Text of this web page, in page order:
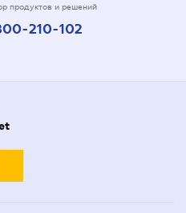
продуктов и решений
210-102